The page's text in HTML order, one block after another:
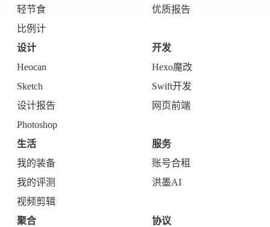
轻节食
比例计
优质报告
设计
Heocan
Sketch
设计报告
Photoshop
开发
Hexo魔改
Swift开发
网页前端
生活
我的装备
我的评测
视频剪辑
服务
账号合租
洪墨AI
聚合
协议